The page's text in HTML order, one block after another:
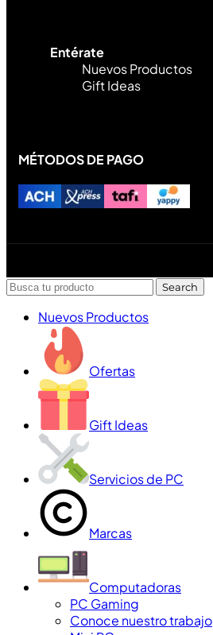
Entérate
Nuevos Productos
Gift Ideas
MÉTODOS DE PAGO
Search
Nuevos Productos
Ofertas
Gift Ideas
Servicios de PC
Marcas
Computadoras
PC Gaming
Conoce nuestro trabajo